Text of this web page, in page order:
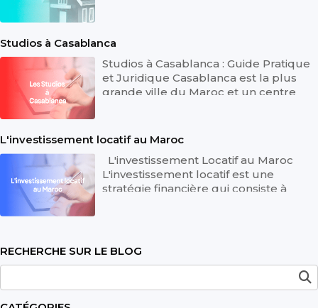
Studios à Casablanca
Studios à Casablanca : Guide Pratique
et Juridique Casablanca est la plus
grande ville du Maroc et un centre
L'investissement locatif au Maroc
L'investissement Locatif au Maroc
L'investissement locatif est une
stratégie financière qui consiste à
RECHERCHE SUR LE BLOG